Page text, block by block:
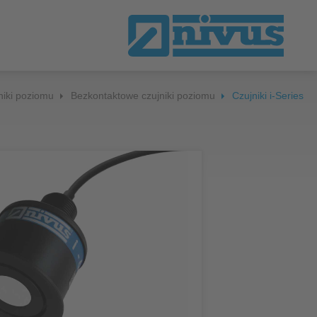
danych
programowe
plików
poziomu Bezkontaktowe czujniki poziomu Czujniki i-Series